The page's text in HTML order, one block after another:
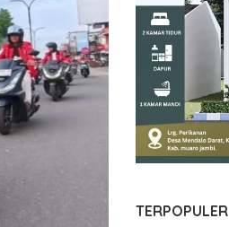
TERPOPULER